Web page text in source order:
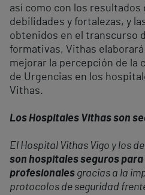
así como con los resultados
debilidades y fortalezas, y
obtenidos en el transcurso
formativas, Vithas
mejorar la percepción de la
de Urgencias en los
Vithas.
Los Hospitales Vithas son
El Hospital Vithas Vigo y los
son hospitales seguros
profesionales gracias a la
protocolos de seguridad